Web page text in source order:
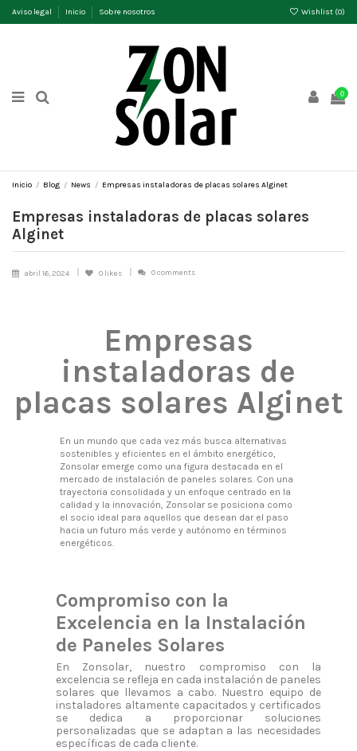
Aviso legal Inicio Sobre nosotros Wishlist (0)
0
Inicio Blog News Empresas instaladoras de placas solares Alginet
Empresas instaladoras de placas solares
Alginet
abril 16, 2024 0 likes 0 comments
Empresas
instaladoras de
placas solares Alginet
En un mundo que cada vez más busca alternativas
sostenibles y eficientes en el ámbito energético,
Zonsolar emerge como una figura destacada en el
mercado de instalación de paneles solares. Con una
trayectoria consolidada y un enfoque centrado en la
calidad y la innovación, Zonsolar se posiciona como
el socio ideal para aquellos que desean dar el paso
hacia un futuro más verde y autónomo en términos
energéticos.
Compromiso con la
Excelencia en la Instalación
de Paneles Solares
En Zonsolar, nuestro compromiso con la
excelencia se refleja en cada instalación de paneles
solares que llevamos a cabo. Nuestro equipo de
instaladores altamente capacitados y certificados
se dedica a proporcionar soluciones
personalizadas que se adaptan a las necesidades
específicas de cada cliente.